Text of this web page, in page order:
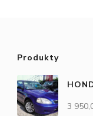
Produkty
3